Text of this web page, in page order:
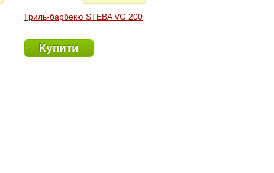
Гриль-барбекю STEBA VG 200
Купити